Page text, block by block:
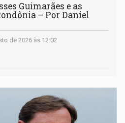
Guimarães e as
– Por Daniel
de 2026 às 12:02